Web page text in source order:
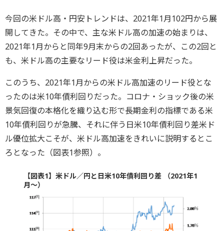
今回の米ドル高・円安トレンドは、2021年1月102円から展
開してきた。その中で、主な米ドル高の加速の始まりは、
2021年1月からと同年9月末からの2回あったが、この2回と
も、米ドル高の主要なリード役は米金利上昇だった。
このうち、2021年1月からの米ドル高加速のリード役とな
ったのは米10年債利回りだった。コロナ・ショック後の米
景気回復の本格化を織り込む形で長期金利の指標である米
10年債利回りが急騰、それに伴う日米10年債利回り差米ド
ル優位拡大こそが、米ドル高加速をきれいに説明するとこ
ろとなった（図表1参照）。
【図表1】米ドル／円と日米10年債利回り差 （2021年1
月～）